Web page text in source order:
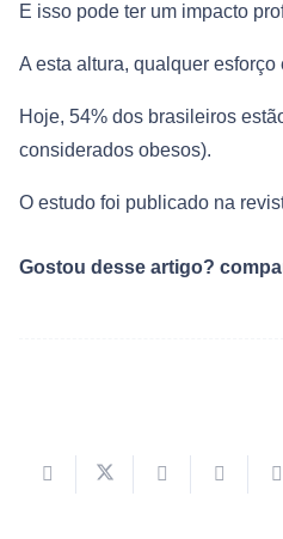
E isso pode ter um impacto
A esta altura, qualquer esforço
Hoje, 54% dos brasileiros
considerados obesos).
O estudo foi publicado na
Gostou desse artigo?